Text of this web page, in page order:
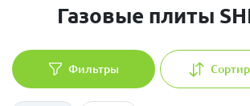
Газовые плиты
Фильтры